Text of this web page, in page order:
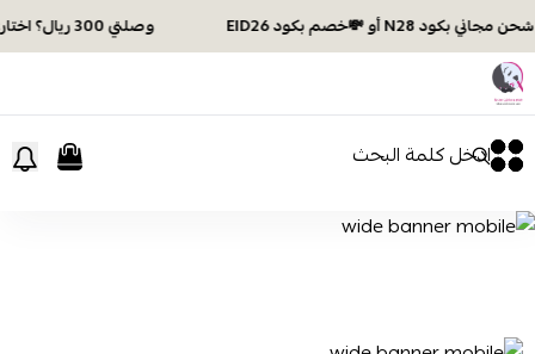
وصلتي 300 ريال؟ اختاري هديتك :🏍 شحن مجاني بكود N28 أو 💸خصم بكود EID26
افكار ومخازن العناية
0 0